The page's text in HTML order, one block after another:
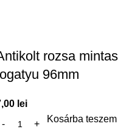
rozsa mintas
96mm
lei
Kosárba teszem